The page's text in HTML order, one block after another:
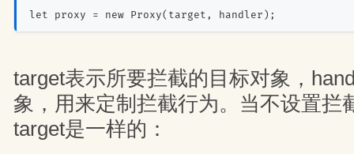
let proxy = new Proxy(target, handler);
target表示所要拦截的目标对象，
象，用来定制拦截行为。当不设置拦
target是一样的：